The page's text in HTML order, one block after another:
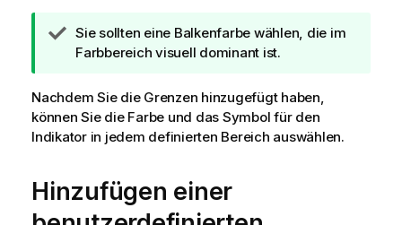
T
i
p
h
i
e
Sie sollten eine Balkenfarbe wählen, die im
Farbbereich visuell dominant ist.
Nachdem Sie die Grenzen hinzugefügt haben,
können Sie die Farbe und das Symbol für den
Indikator in jedem definierten Bereich auswählen.
Hinzufügen einer